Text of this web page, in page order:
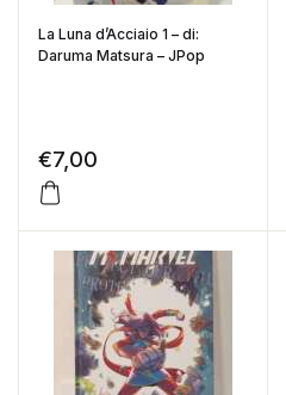
La Luna d’Acciaio 1 – di:
Daruma Matsura – JPop
€7,00